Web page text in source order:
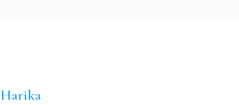
Harika